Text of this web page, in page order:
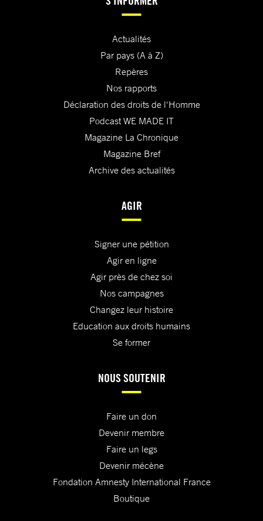
Actualités
Par pays (A à Z)
Repères
Nos rapports
Déclaration des droits de l'Homme
Podcast WE MADE IT
Magazine La Chronique
Magazine Bref
Archive des actualités
AGIR
Signer une pétition
Agir en ligne
Agir près de chez soi
Nos campagnes
Changez leur histoire
Education aux droits humains
Se former
NOUS SOUTENIR
Faire un don
Devenir membre
Faire un legs
Devenir mécène
Fondation Amnesty International France
Boutique